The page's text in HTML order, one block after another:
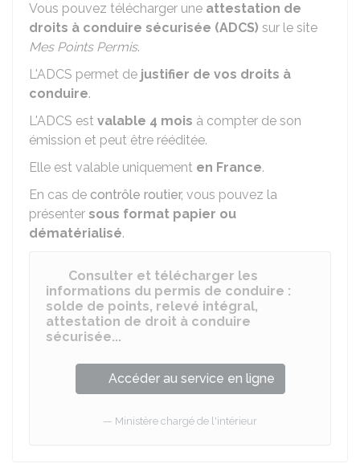
Vous pouvez télécharger une attestation de
droits à conduire sécurisée (ADCS) sur le site
Mes Points Permis.
L'ADCS permet de justifier de vos droits à
conduire.
L'ADCS est valable 4 mois à compter de son
émission et peut être rééditée.
Elle est valable uniquement en France.
En cas de contrôle routier, vous pouvez la
présenter sous format papier ou
dématérialisé.
Consulter et télécharger les
informations du permis de conduire :
solde de points, relevé intégral,
attestation de droit à conduire
sécurisée...
Accéder au service en ligne
Ministère chargé de l'intérieur